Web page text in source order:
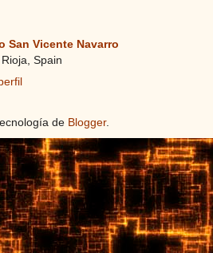
San Vicente Navarro
Spain
de Blogger.